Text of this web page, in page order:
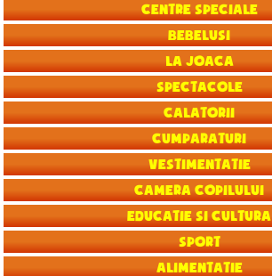
Centre speciale
Bebelusi
La joaca
Spectacole
Calatorii
Cumparaturi
Vestimentatie
Camera copilului
Educatie si Cultura
Sport
Alimentatie